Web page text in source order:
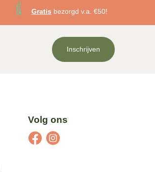
Gratis bezorgd v.a. €50!
Inschrijven
Volg ons